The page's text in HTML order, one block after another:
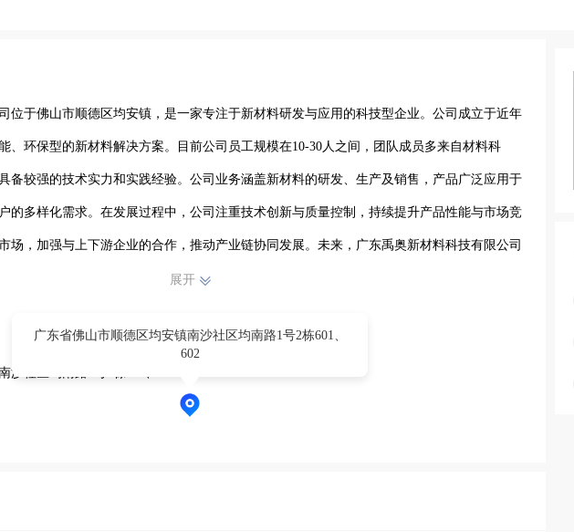
位于佛山市顺德区均安镇，是一家专注于新材料研发与应用的科技型企业。公司成立于近年
、环保型的新材料解决方案。目前公司员工规模在10-30人之间，团队成员多来自材料科
备较强的技术实力和实践经验。公司业务涵盖新材料的研发、生产及销售，产品广泛应用于
的多样化需求。在发展过程中，公司注重技术创新与质量控制，持续提升产品性能与市场竞
场，加强与上下游企业的合作，推动产业链协同发展。未来，广东禹奥新材料科技有限公司
提升核心竞争力，为行业发展贡献力量。
展开
社区均南路1号2栋601、602
广东省佛山市顺德区均安镇南沙社区均南路1号2栋601、
602